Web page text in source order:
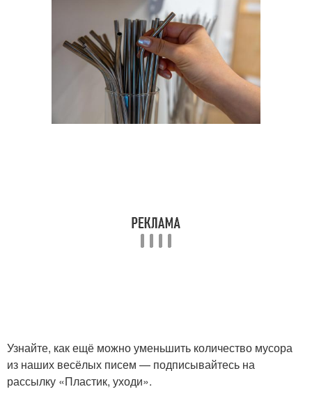
Узнайте, как ещё можно уменьшить количество мусора
из наших весёлых писем — подписывайтесь на
рассылку «Пластик, уходи».